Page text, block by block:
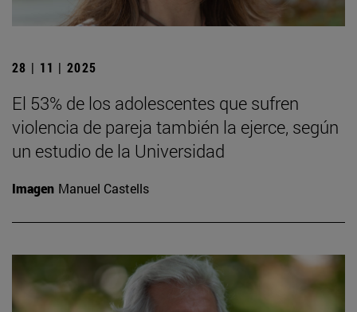
28 | 11 | 2025
El 53% de los adolescentes que sufren
violencia de pareja también la ejerce, según
un estudio de la Universidad
Imagen Manuel Castells